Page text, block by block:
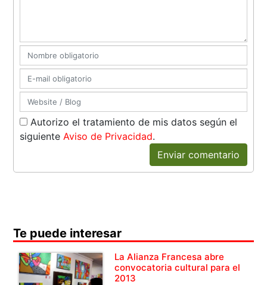
Autorizo el tratamiento de mis datos según el
siguienteAviso de Privacidad.
Enviar comentario
Te puede interesar
La Alianza Francesa abre
convocatoria cultural para el
2013